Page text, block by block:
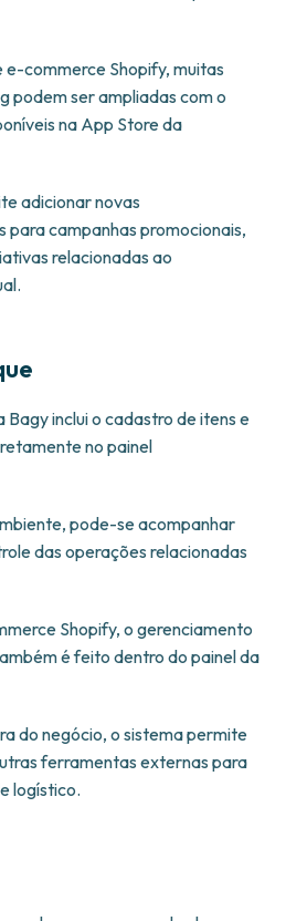
commerce Shopify, muitas
podem ser ampliadas com o
na App Store da
adicionar novas
para campanhas promocionais,
relacionadas ao
inclui o cadastro de itens e
no painel
pode-se acompanhar
das operações relacionadas
Shopify, o gerenciamento
é feito dentro do painel da
do negócio, o sistema permite
ferramentas externas para
logístico.